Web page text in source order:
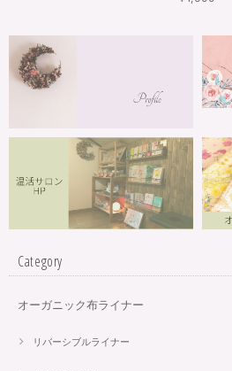
Category
オーガニック布ライナー
リバーシブルライナー